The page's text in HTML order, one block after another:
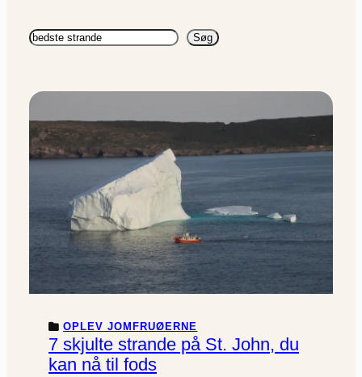
Søg Søg
OPLEV JOMFRUØERNE
7 skjulte strande på St. John, du
kan nå til fods